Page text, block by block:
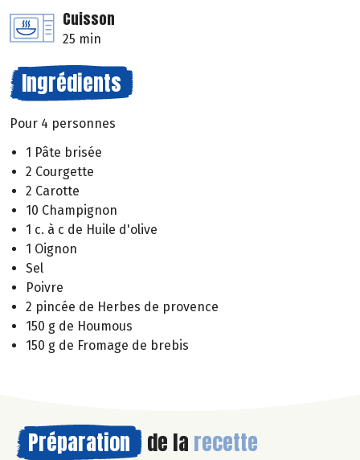
Cuisson
25 min
Ingrédients
Pour 4 personnes
1 Pâte brisée
2 Courgette
2 Carotte
10 Champignon
1 c. à c de Huile d'olive
1 Oignon
Sel
Poivre
2 pincée de Herbes de provence
150 g de Houmous
150 g de Fromage de brebis
Préparation de la recette